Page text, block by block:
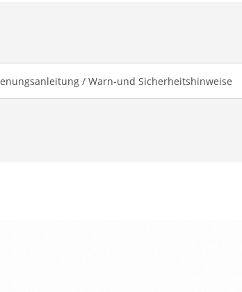
/ Warn-und Sicherheitshinweise